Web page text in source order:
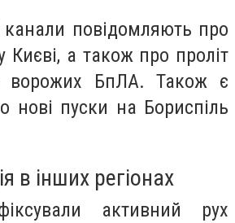
канали повідомляють про
Києві, а також про проліт
ворожих БпЛА. Також є
нові пуски на Бориспіль
в інших регіонах
активний рух